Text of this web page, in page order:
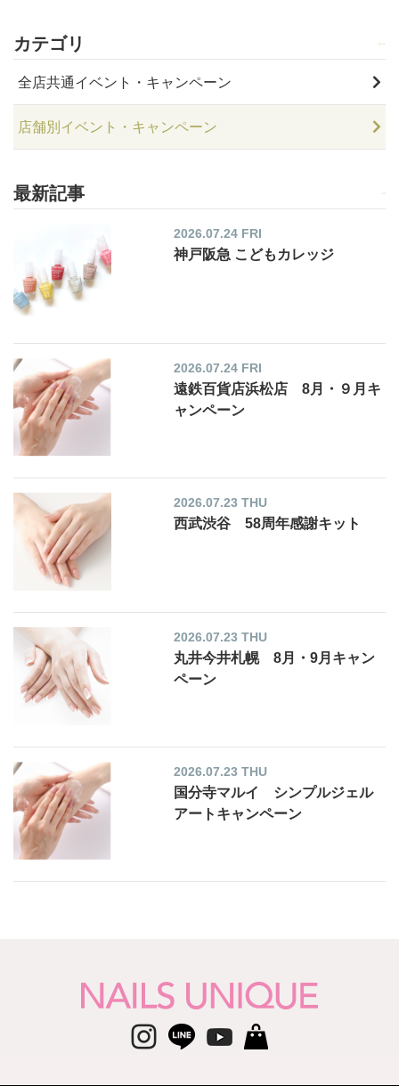
カテゴリ
全店共通イベント・キャンペーン
店舗別イベント・キャンペーン
最新記事
2026.07.24 FRI
神戸阪急 こどもカレッジ
2026.07.24 FRI
遠鉄百貨店浜松店 8月・９月キ
ャンペーン
2026.07.23 THU
西武渋谷 58周年感謝キット
2026.07.23 THU
丸井今井札幌 8月・9月キャン
ペーン
2026.07.23 THU
国分寺マルイ シンプルジェル
アートキャンペーン